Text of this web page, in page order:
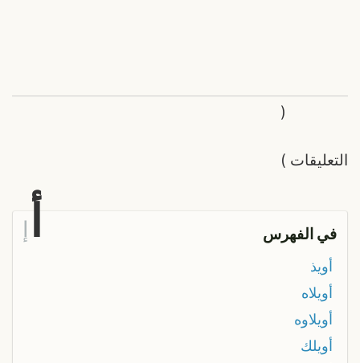
التعليقات
(
)
في الفهرس إ
أويذ
أويلاه
أويلاوه
أويلك